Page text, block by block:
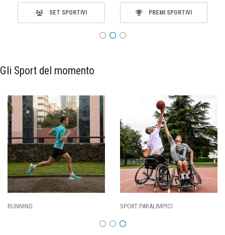
SET SPORTIVI PREMI SPORTIVI
Gli Sport del momento
CALCIO